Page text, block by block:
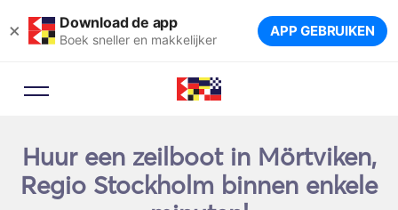
× Download de app
Boek sneller en makkelijker APP GEBRUIKEN
Huur een zeilboot in Mörtviken,
Regio Stockholm binnen enkele